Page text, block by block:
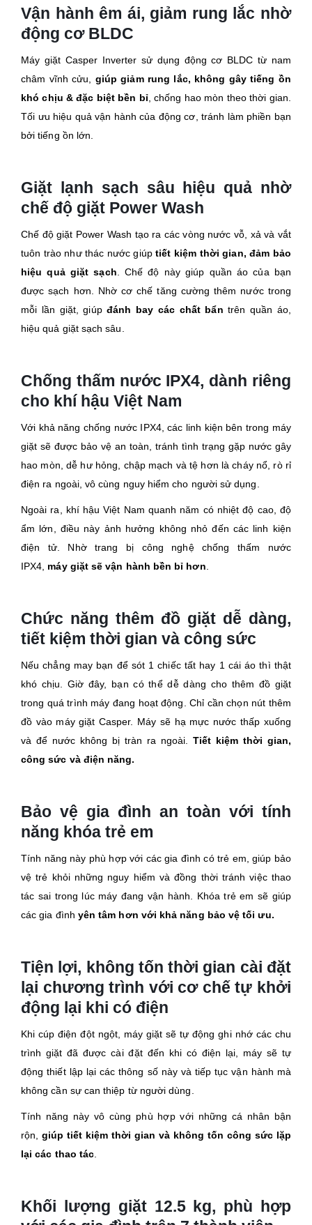
Vận hành êm ái, giảm rung lắc nhờ
động cơ BLDC
Máy giặt Casper Inverter sử dụng động cơ BLDC từ nam
châm vĩnh cửu, giúp giảm rung lắc, không gây tiếng ồn
khó chịu & đặc biệt bền bỉ, chống hao mòn theo thời gian.
Tối ưu hiệu quả vận hành của động cơ, tránh làm phiền bạn
bởi tiếng ồn lớn.
Giặt lạnh sạch sâu hiệu quả nhờ
chế độ giặt Power Wash
Chế độ giặt Power Wash tạo ra các vòng nước vỗ, xả và vắt
tuôn trào như thác nước giúptiết kiệm thời gian, đảm bảo
hiệu quả giặt sạch. Chế độ này giúp quần áo của bạn
được sạch hơn. Nhờ cơ chế tăng cường thêm nước trong
mỗi lần giặt, giúpđánh bay các chất bẩn trên quần áo,
hiệu quả giặt sạch sâu.
Chống thấm nước IPX4, dành riêng
cho khí hậu Việt Nam
Với khả năng chống nước IPX4, các linh kiện bên trong máy
giặt sẽ được bảo vệ an toàn, tránh tình trạng gặp nước gây
hao mòn, dễ hư hỏng, chập mạch và tệ hơn là cháy nổ, rò rỉ
điện ra ngoài, vô cùng nguy hiểm cho người sử dụng.
Ngoài ra, khí hậu Việt Nam quanh năm có nhiệt độ cao, độ
ẩm lớn, điều này ảnh hưởng không nhỏ đến các linh kiện
điện tử. Nhờ trang bị công nghệ chống thấm nước
IPX4, máy giặt sẽ vận hành bền bỉ hơn.
Chức năng thêm đồ giặt dễ dàng,
tiết kiệm thời gian và công sức
Nếu chẳng may bạn để sót 1 chiếc tất hay 1 cái áo thì thật
khó chịu. Giờ đây, bạn có thể dễ dàng cho thêm đồ giặt
trong quá trình máy đang hoạt động. Chỉ cần chọn nút thêm
đồ vào máy giặt Casper. Máy sẽ hạ mực nước thấp xuống
và để nước không bị tràn ra ngoài. Tiết kiệm thời gian,
công sức và điện năng.
Bảo vệ gia đình an toàn với tính
năng khóa trẻ em
Tính năng này phù hợp với các gia đình có trẻ em, giúp bảo
vệ trẻ khỏi những nguy hiểm và đồng thời tránh việc thao
tác sai trong lúc máy đang vận hành. Khóa trẻ em sẽ giúp
các gia đình yên tâm hơn với khả năng bảo vệ tối ưu.
Tiện lợi, không tốn thời gian cài đặt
lại chương trình với cơ chế tự khởi
động lại khi có điện
Khi cúp điện đột ngột, máy giặt sẽ tự động ghi nhớ các chu
trình giặt đã được cài đặt đến khi có điện lại, máy sẽ tự
động thiết lập lại các thông số này và tiếp tục vận hành mà
không cần sự can thiệp từ người dùng.
Tính năng này vô cùng phù hợp với những cá nhân bận
rộn, giúp tiết kiệm thời gian và không tốn công sức lặp
lại các thao tác.
Khối lượng giặt 12.5 kg, phù hợp